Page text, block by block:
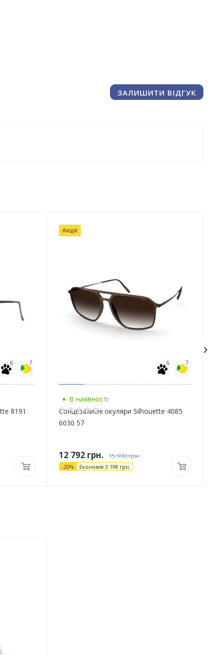
ЗАЛИШИТИ ВІДГУК
7
6
8191
Акція
7
6
В наявності
Сонцезахисні окуляри Silhouette 4085
6030 57
12 792 грн. 15 990грн.
-20% Економія 3 198 грн.